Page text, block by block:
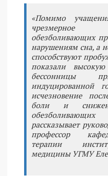
«Помимо
чрезмерное
обезболивающих
нарушениям сна, а
способствуют
показали высокую
бессонницы
индуцированной
исчезновение
боли и
рассказывает
профессор
терапии
медицины УГМУ